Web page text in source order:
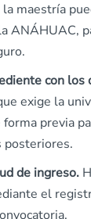
la maestría
ANÁHUAC,
con los
exige la
forma previa
posteriores.
de ingreso.
el